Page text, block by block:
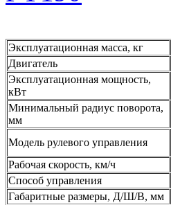
Эксплуатационная масса, кг
Двигатель
Эксплуатационная мощность,
кВт
Минимальный радиус поворота,
мм
Модель рулевого управления
Рабочая скорость, км/ч
Способ управления
Габаритные размеры, Д/Ш/В, мм